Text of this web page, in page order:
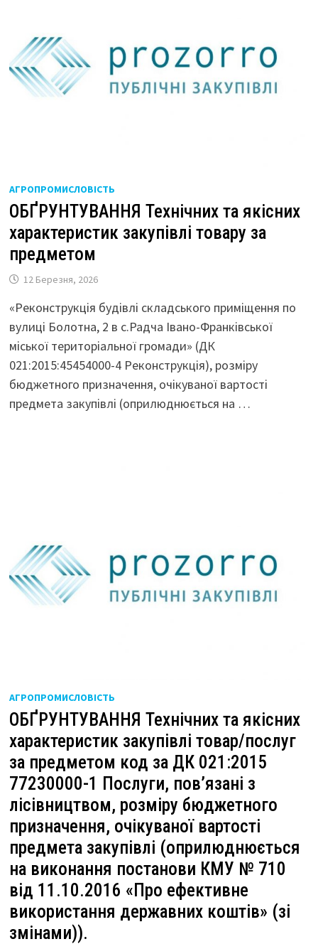
АГРОПРОМИСЛОВІСТЬ
ОБҐРУНТУВАННЯ Технічних та якісних
характеристик закупівлі товару за
предметом
12 Березня, 2026
«Реконструкція будівлі складського приміщення по
вулиці Болотна, 2 в с.Радча Івано-Франківської
міської територіальної громади» (ДК
021:2015:45454000-4 Реконструкція), розміру
бюджетного призначення, очікуваної вартості
предмета закупівлі (оприлюднюється на …
АГРОПРОМИСЛОВІСТЬ
ОБҐРУНТУВАННЯ Технічних та якісних
характеристик закупівлі товар/послуг
за предметом код за ДК 021:2015
77230000-1 Послуги, пов’язані з
лісівництвом, розміру бюджетного
призначення, очікуваної вартості
предмета закупівлі (оприлюднюється
на виконання постанови КМУ № 710
від 11.10.2016 «Про ефективне
використання державних коштів» (зі
змінами)).